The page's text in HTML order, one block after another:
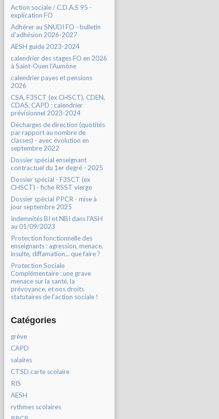
Action sociale / C.D.A.S 95 -
explication FO
Adhérer au SNUDI FO - bulletin
d'adhésion 2026-2027
AESH guide 2023-2024
calendrier des stages FO en 2026
à Saint-Ouen l'Aumône
calendrier payes et pensions
2026
CSA, F3SCT (ex CHSCT), CDEN,
CDAS, CAPD : calendrier
prévisionnel 2023-2024
Décharges de direction (quotités
par rapport au nombre de
classes) - avec évolution en
septembre 2022
Dossier spécial enseignant
contractuel du 1er degré - 2025
Dossier spécial - F3SCT (ex
CHSCT) - fiche RSST vierge
Dossier spécial PPCR - mise à
jour septembre 2025
Indemnités BI et NBI dans l'ASH
au 01/09/2023
Protection fonctionnelle des
enseignants : agression, menace,
insulte, diffamation... que faire ?
Protection Sociale
Complémentaire : une grave
menace sur la santé, la
prévoyance, et nos droits
statutaires de l'action sociale !
Catégories
grève
CAPD
salaires
CTSD carte scolaire
RIS
AESH
rythmes scolaires